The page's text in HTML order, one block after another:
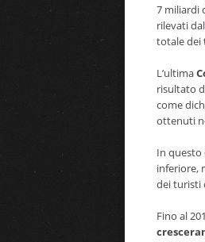
7 miliardi
rilevati
totale dei
L’ultima
risultato
come
ottenuti
In questo
inferiore,
dei turisti
Fino al